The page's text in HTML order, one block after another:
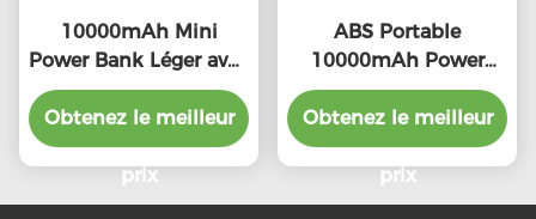
10000mAh Mini
Power Bank Léger avec
entrée PD22.5W de
type C
Obtenez le meilleur
prix
ABS Portable
10000mAh Power
Bank Conception
élégante et compacte
OEM disponible
Obtenez le meilleur
prix